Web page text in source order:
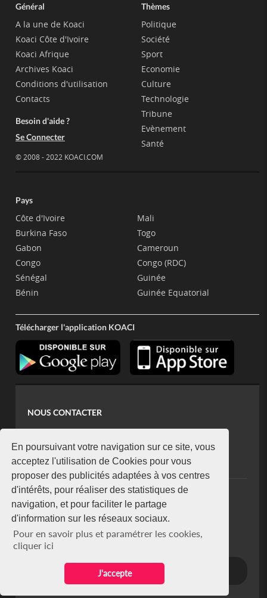
En poursuivant votre navigation sur ce site, vous
acceptez l'utilisation de Cookies pour vous
proposer des publicités adaptées à vos centres
d'intérêts, pour réaliser des statistiques de
navigation, et pour faciliter le partage
d'information sur les réseaux sociaux.
Pour en savoir plus et paramétrer les cookies,
cliquer ici
J'accepte
Général
A la une de Koaci
Koaci Côte d'Ivoire
Koaci Afrique
Archives Koaci
Conditions d'utilisation
Contacts
Besoin d'aide ?
Se Connecter
© 2008 - 2022 KOACI.COM
Thèmes
Politique
Société
Sport
Economie
Culture
Technologie
Tribune
Evènement
Santé
Pays
Côte d'Ivoire
Burkina Faso
Gabon
Congo
Sénégal
Bénin
Mali
Togo
Cameroun
Congo (RDC)
Guinée
Guinée Equatorial
Télécharger l'application KOACI
NOUS CONTACTER
koaci@yahoo.fr
+225 07 08 85 52 93
NEWSLETTER
Restez connecté via notre newsletter
S'abonner
Se désabonner